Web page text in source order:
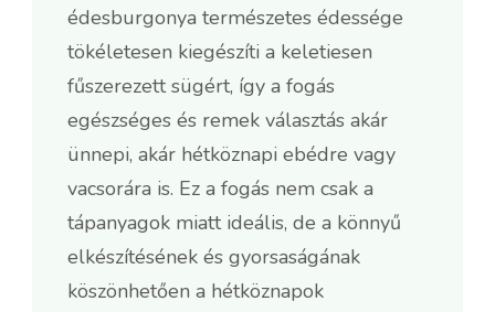
édesburgonya természetes édessége
tökéletesen kiegészíti a keletiesen
fűszerezett sügért, így a fogás
egészséges és remek választás akár
ünnepi, akár hétköznapi ebédre vagy
vacsorára is. Ez a fogás nem csak a
tápanyagok miatt ideális, de a könnyű
elkészítésének és gyorsaságának
köszönhetően a hétköznapok